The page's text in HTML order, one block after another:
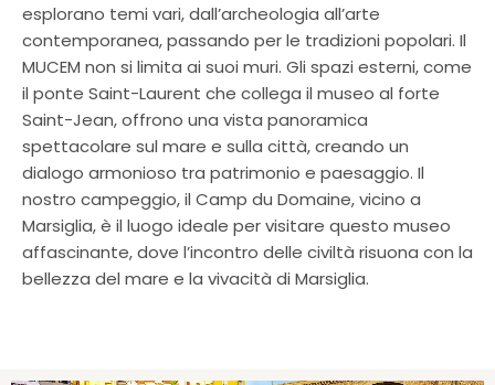
esplorano temi vari, dall’archeologia all’arte
contemporanea, passando per le tradizioni popolari. Il
MUCEM non si limita ai suoi muri. Gli spazi esterni, come
il ponte Saint-Laurent che collega il museo al forte
Saint-Jean, offrono una vista panoramica
spettacolare sul mare e sulla città, creando un
dialogo armonioso tra patrimonio e paesaggio. Il
nostro campeggio, il Camp du Domaine, vicino a
Marsiglia, è il luogo ideale per visitare questo museo
affascinante, dove l’incontro delle civiltà risuona con la
bellezza del mare e la vivacità di Marsiglia.